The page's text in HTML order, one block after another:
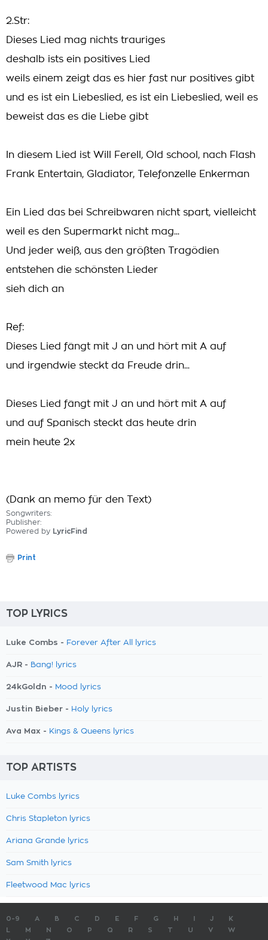
2.Str:
Dieses Lied mag nichts trauriges
deshalb ists ein positives Lied
weils einem zeigt das es hier fast nur positives gibt
und es ist ein Liebeslied, es ist ein Liebeslied, weil es
beweist das es die Liebe gibt
In diesem Lied ist Will Ferell, Old school, nach Flash
Frank Entertain, Gladiator, Telefonzelle Enkerman
Ein Lied das bei Schreibwaren nicht spart, vielleicht
weil es den Supermarkt nicht mag...
Und jeder weiß, aus den größten Tragödien
entstehen die schönsten Lieder
sieh dich an
Ref:
Dieses Lied fängt mit J an und hört mit A auf
und irgendwie steckt da Freude drin...
Dieses Lied fängt mit J an und hört mit A auf
und auf Spanisch steckt das heute drin
mein heute 2x
(Dank an memo für den Text)
Songwriters:
Publisher:
Powered by LyricFind
Print
TOP LYRICS
Luke Combs - Forever After All lyrics
AJR - Bang! lyrics
24kGoldn - Mood lyrics
Justin Bieber - Holy lyrics
Ava Max - Kings & Queens lyrics
TOP ARTISTS
Luke Combs lyrics
Chris Stapleton lyrics
Ariana Grande lyrics
Sam Smith lyrics
Fleetwood Mac lyrics
0-9 A B C D E F G H J
K
M N O P Q R S T U V
W